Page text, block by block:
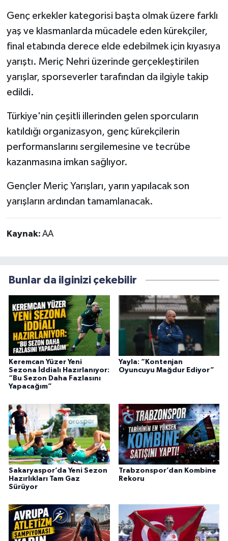
Genç erkekler kategorisi başta olmak üzere farklı
yaş ve klasmanlarda mücadele eden kürekçiler,
final etabında derece elde edebilmek için kıyasıya
yarıştı. Meriç Nehri üzerinde gerçekleştirilen
yarışlar, sporseverler tarafından da ilgiyle takip
edildi.
Türkiye'nin çeşitli illerinden gelen sporcuların
katıldığı organizasyon, genç kürekçilerin
performanslarını sergilemesine ve tecrübe
kazanmasına imkan sağlıyor.
Gençler Meriç Yarışları, yarın yapılacak son
yarışların ardından tamamlanacak.
Kaynak: AA
Bunlar da ilginizi çekebilir
Keremcan Yüzer Yeni
Sezona İddialı Hazırlanıyor:
“Bu Sezon Daha Fazlasını
Yapacağım”
Yayla: “Kontenjan
Oyuncuyu Mağdur Ediyor”
Sakaryaspor’da Yeni Sezon
Hazırlıkları Tam Gaz
Sürüyor
Trabzonspor’dan Kombine
Rekoru